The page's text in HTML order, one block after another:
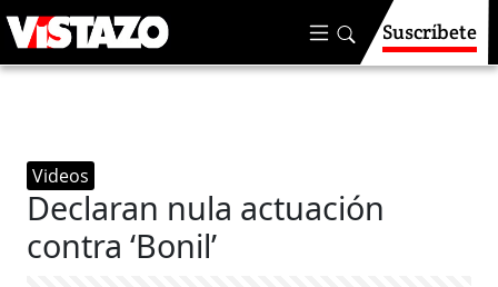
Suscríbete
Videos
Declaran nula actuación
contra ‘Bonil’